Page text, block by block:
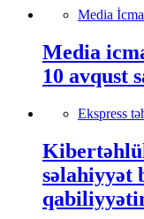
Media
Media
10 avqust
Ekspress
səlahiyyət